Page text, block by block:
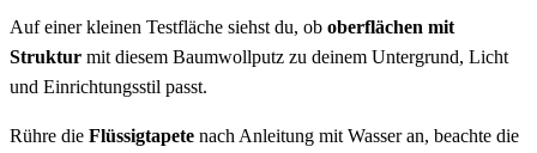
Auf einer kleinen Testfläche siehst du, ob oberflächen mit
Struktur mit diesem Baumwollputz zu deinem Untergrund, Licht
und Einrichtungsstil passt.
Rühre die Flüssigtapete nach Anleitung mit Wasser an, beachte die